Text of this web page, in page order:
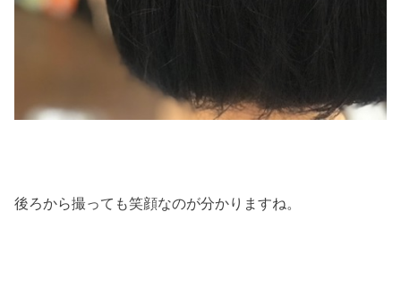
後ろから撮っても笑顔なのが分かりますね。